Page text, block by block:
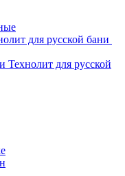
для русской бани
Технолит для русской